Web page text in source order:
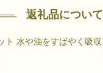
返礼品について
ト 水や油をすばやく吸収